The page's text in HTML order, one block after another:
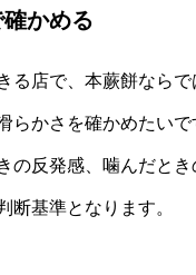
かめる
る店で、本蕨餅ならで
らかさを確かめたい
の反発感、噛んだと
断基準となります。